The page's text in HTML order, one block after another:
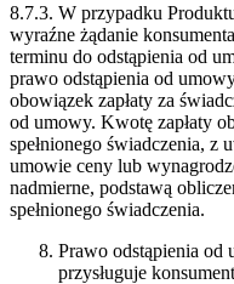
8.7.3. W przypadku
wyraźne żądanie
terminu do odstąpienia od
prawo odstąpienia od
obowiązek zapłaty za
od umowy. Kwotę zapłaty
spełnionego świadczenia, z
umowie ceny lub
nadmierne, podstawą
spełnionego świadczenia.
Prawo odstąpienia od
przysługuje